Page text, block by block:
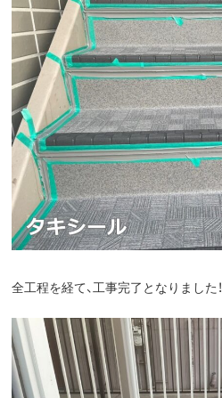
全工程を経て、工事完了となりました！